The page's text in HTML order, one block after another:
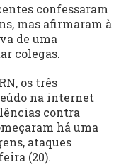
confessaram
mas afirmaram à
de uma
colegas.
os três
na internet
contra
há uma
ataques
(20).